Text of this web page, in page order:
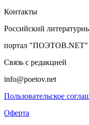
Контакты
Российский
портал "ПОЭТОВ.NET"
Связь с редакцией
info@poetov.net
Пользовательское
Оферта